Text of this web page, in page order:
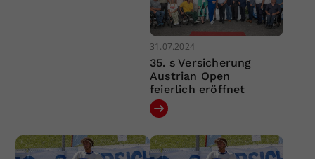
31.07.2024
35. s Versicherung
Austrian Open
feierlich eröffnet